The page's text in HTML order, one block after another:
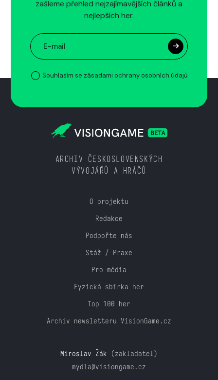
zašleme přehled nejzajímavějších článků a
nejlepších her.
Souhlasím se zásadami ochrany osobních údajů
ARCHIV ČESKOSLOVENSKÝCH
VÝVOJÁŘŮ A HRÁČŮ
O projektu
Redakce
Podpořte nás
Stáž / Praxe
Pro média
Fyzická sbírka her
Top 100 her
Archiv newsletteru VisionGame.cz
Miroslav Žák (zakladatel)
mydla@visiongame.cz